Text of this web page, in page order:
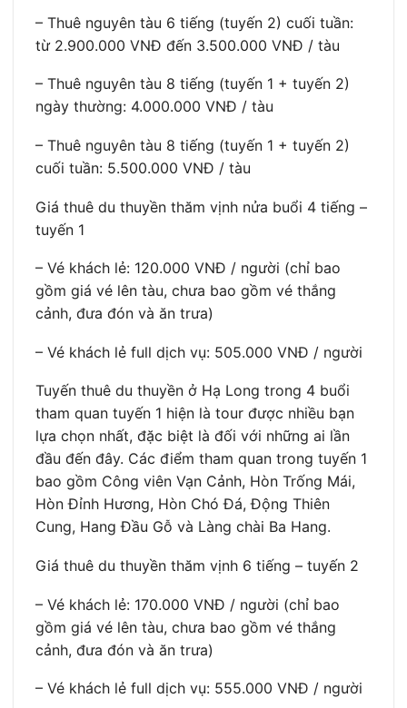
– Thuê nguyên tàu 6 tiếng (tuyến 2) cuối tuần:
từ 2.900.000 VNĐ đến 3.500.000 VNĐ / tàu
– Thuê nguyên tàu 8 tiếng (tuyến 1 + tuyến 2)
ngày thường: 4.000.000 VNĐ / tàu
– Thuê nguyên tàu 8 tiếng (tuyến 1 + tuyến 2)
cuối tuần: 5.500.000 VNĐ / tàu
Giá thuê du thuyền thăm vịnh nửa buổi 4 tiếng –
tuyến 1
– Vé khách lẻ: 120.000 VNĐ / người (chỉ bao
gồm giá vé lên tàu, chưa bao gồm vé thắng
cảnh, đưa đón và ăn trưa)
– Vé khách lẻ full dịch vụ: 505.000 VNĐ / người
Tuyến thuê du thuyền ở Hạ Long trong 4 buổi
tham quan tuyến 1 hiện là tour được nhiều bạn
lựa chọn nhất, đặc biệt là đối với những ai lần
đầu đến đây. Các điểm tham quan trong tuyến 1
bao gồm Công viên Vạn Cảnh, Hòn Trống Mái,
Hòn Đỉnh Hương, Hòn Chó Đá, Động Thiên
Cung, Hang Đầu Gỗ và Làng chài Ba Hang.
Giá thuê du thuyền thăm vịnh 6 tiếng – tuyến 2
– Vé khách lẻ: 170.000 VNĐ / người (chỉ bao
gồm giá vé lên tàu, chưa bao gồm vé thắng
cảnh, đưa đón và ăn trưa)
– Vé khách lẻ full dịch vụ: 555.000 VNĐ / người